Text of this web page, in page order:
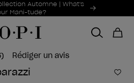
Automne | What's
Mani-tude?
Rédiger un avis